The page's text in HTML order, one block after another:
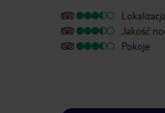
Lokalizacja
Jakość
Pokoje